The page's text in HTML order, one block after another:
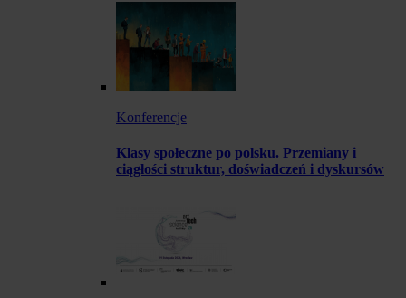
Konferencje
Klasy społeczne po polsku. Przemiany i
ciągłości struktur, doświadczeń i dyskursów